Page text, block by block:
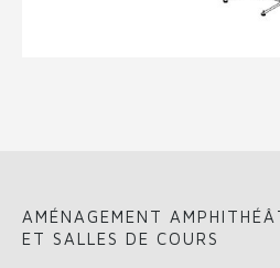
AMÉNAGEMENT
ET SALLES DE COURS